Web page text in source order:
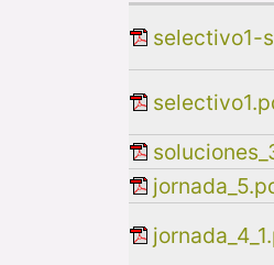
selectivo1-